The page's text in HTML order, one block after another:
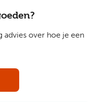
advies over hoe je een